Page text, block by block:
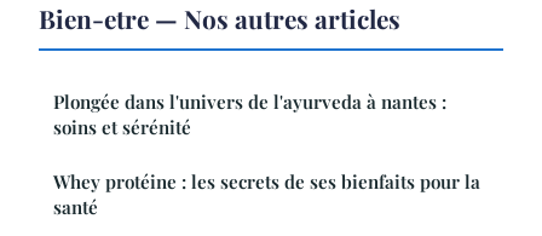
Bien-etre — Nos autres articles
Plongée dans l'univers de l'ayurveda à nantes :
soins et sérénité
Whey protéine : les secrets de ses bienfaits pour la
santé